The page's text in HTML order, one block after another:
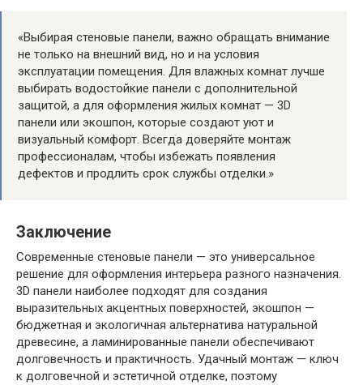
«Выбирая стеновые панели, важно обращать внимание
не только на внешний вид, но и на условия
эксплуатации помещения. Для влажных комнат лучше
выбирать водостойкие панели с дополнительной
защитой, а для оформления жилых комнат — 3D
панели или экошпон, которые создают уют и
визуальный комфорт. Всегда доверяйте монтаж
профессионалам, чтобы избежать появления
дефектов и продлить срок службы отделки.»
Заключение
Современные стеновые панели — это универсальное
решение для оформления интерьера разного назначения.
3D панели наиболее подходят для создания
выразительных акцентных поверхностей, экошпон —
бюджетная и экологичная альтернатива натуральной
древесине, а ламинированные панели обеспечивают
долговечность и практичность. Удачный монтаж — ключ
к долговечной и эстетичной отделке, поэтому